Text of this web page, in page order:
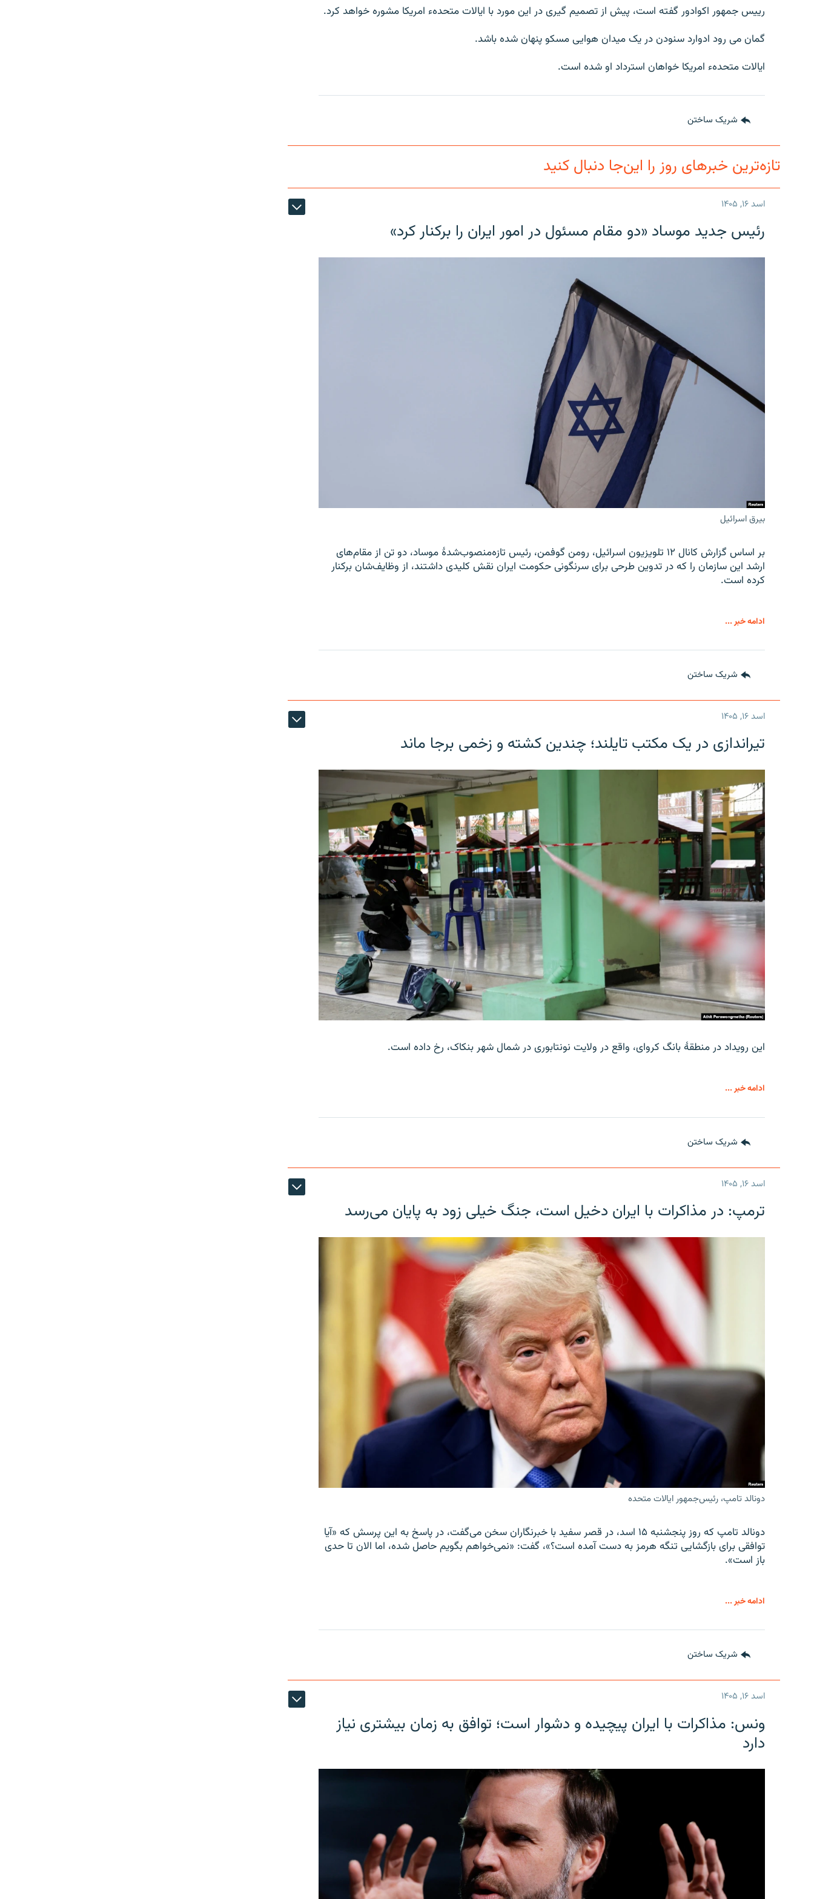
رییس جمهور اکوادور گفته است، پیش از تصمیم گیری در این مورد با ایالات متحدهء امریکا مشوره خواهد کرد.
گمان می رود ادوارد سنودن در یک میدان هوایی مسکو پنهان شده باشد.
ایالات متحدهء امریکا خواهان استرداد او شده است.
شریک ساختن
تازه‌ترین خبرهای روز را این‌جا دنبال کنید
اسد ۱۶, ۱۴۰۵
رئیس جدید موساد «دو مقام مسئول در امور ایران را برکنار کرد»
بیرق اسرائیل
بر اساس گزارش کانال ۱۲ تلویزیون اسرائیل، رومن گوفمن، رئیس تازه‌منصوب‌شدۀ موساد، دو تن از مقام‌های
ارشد این سازمان را که در تدوین طرحی برای سرنگونی حکومت ایران نقش کلیدی داشتند، از وظایف‌شان برکنار
کرده است.
ادامه خبر ...
شریک ساختن
اسد ۱۶, ۱۴۰۵
تیراندازی در یک مکتب تایلند؛ چندین کشته و زخمی برجا ماند
این رویداد در منطقۀ بانگ کروای، واقع در ولایت نونتابوری در شمال شهر بنکاک، رخ داده است.
ادامه خبر ...
شریک ساختن
اسد ۱۶, ۱۴۰۵
ترمپ: در مذاکرات با ایران دخیل است، جنگ خیلی زود به پایان می‌رسد
دونالد تامپ، رئیس‌جمهور ایالات متحده
دونالد تامپ که روز پنجشنبه ۱۵ اسد، در قصر سفید با خبرنگاران سخن می‌گفت، در پاسخ به این پرسش که «آیا
توافقی برای بازگشایی تنگه هرمز به دست آمده است؟»، گفت: «نمی‌خواهم بگویم حاصل شده، اما الان تا حدی
باز است».
ادامه خبر ...
شریک ساختن
اسد ۱۶, ۱۴۰۵
ونس: مذاکرات با ایران پیچیده و دشوار است؛ توافق به زمان بیشتری نیاز
دارد